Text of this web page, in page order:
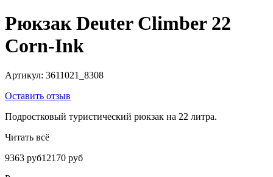
Рюкзак Deuter Climber 22
Corn-Ink
Артикул: 3611021_8308
Оставить отзыв
Подростковый туристический рюкзак на 22 литра.
Читать всё
9363 руб12170 руб